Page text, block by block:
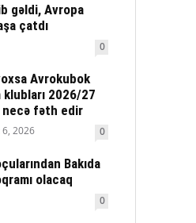
gəldi, Avropa
çatdı
0
Avrokubok
klubları 2026/27
necə fəth edir
2026 0
Bakıda
olacaq
0